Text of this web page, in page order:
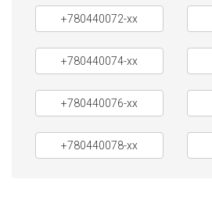
+780440072-xx
+780440074-xx
+780440076-xx
+780440078-xx